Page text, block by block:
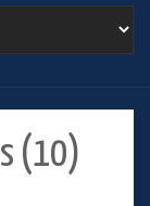
(10)